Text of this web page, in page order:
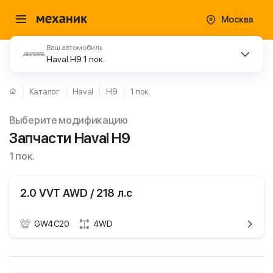
Москва
Ваш автомобиль
Haval H9 1 пок.
Каталог Haval H9 1 пок.
Выберите модификацию
Запчасти Haval H9
1 пок.
2.0 VVT AWD / 218 л.с
GW4C20 4WD
Haval H9